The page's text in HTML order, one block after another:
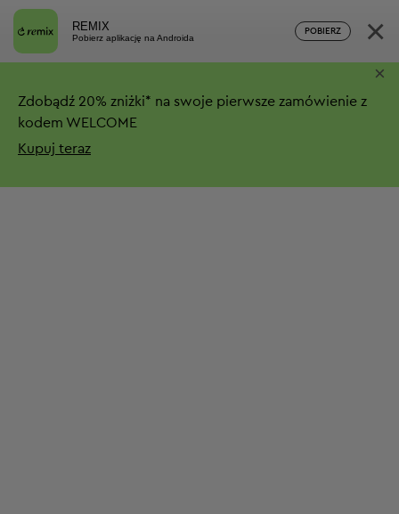
REMIX
Pobierz aplikację na Androida
POBIERZ ×
Zdobądź 20% zniżki* na swoje pierwsze zamówienie z
kodem WELCOME
Kupuj teraz
×